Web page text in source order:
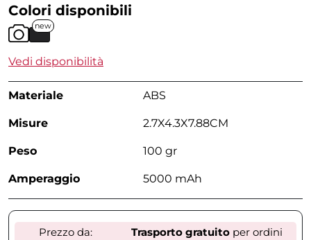
Colori disponibili
new
Vedi disponibilità
Materiale ABS
Misure 2.7X4.3X7.88CM
Peso 100 gr
Amperaggio 5000 mAh
Prezzo da:
Trasporto gratuitoper ordini